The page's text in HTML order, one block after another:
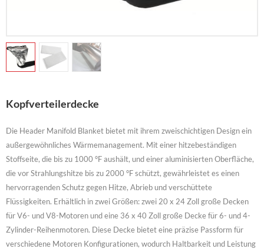
Kopfverteilerdecke
Die Header Manifold Blanket bietet mit ihrem zweischichtigen Design ein
außergewöhnliches Wärmemanagement. Mit einer hitzebeständigen
Stoffseite, die bis zu 1000 °F aushält, und einer aluminisierten Oberfläche,
die vor Strahlungshitze bis zu 2000 °F schützt, gewährleistet es einen
hervorragenden Schutz gegen Hitze, Abrieb und verschüttete
Flüssigkeiten. Erhältlich in zwei Größen: zwei 20 x 24 Zoll große Decken
für V6- und V8-Motoren und eine 36 x 40 Zoll große Decke für 6- und 4-
Zylinder-Reihenmotoren. Diese Decke bietet eine präzise Passform für
verschiedene Motoren Konfigurationen, wodurch Haltbarkeit und Leistung